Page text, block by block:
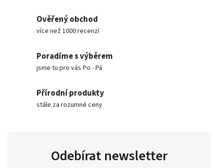
Ověřený obchod
více než 1000 recenzí
Poradíme s výběrem
jsme tu pro vás Po - Pá
Přírodní produkty
stále za rozumné ceny
Odebírat newsletter